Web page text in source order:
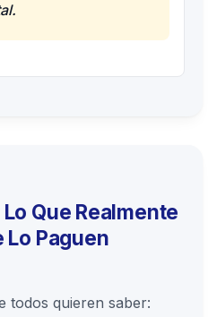
Que Realmente
Lo Paguen
todos quieren saber: